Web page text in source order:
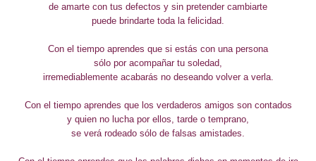
de amarte con tus defectos y sin pretender cambiarte
puede brindarte toda la felicidad.
Con el tiempo aprendes que si estás con una persona
sólo por acompañar tu soledad,
irremediablemente acabarás no deseando volver a verla.
Con el tiempo aprendes que los verdaderos amigos son contados
y quien no lucha por ellos, tarde o temprano,
se verá rodeado sólo de falsas amistades.